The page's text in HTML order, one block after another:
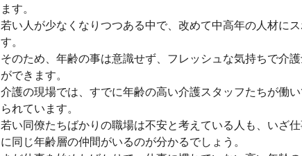
ます。
若い人が少なくなりつつある中で、改めて中高年の人材に
す。
そのため、年齢の事は意識せず、フレッシュな気持ちで介
ができます。
介護の現場では、すでに年齢の高い介護スタッフたちが働
られています。
若い同僚たちばかりの職場は不安と考えている人も、いざ
に同じ年齢層の仲間がいるのが分かるでしょう。